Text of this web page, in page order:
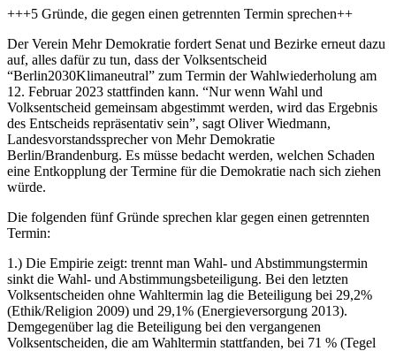
+++5 Gründe, die gegen einen getrennten Termin sprechen++
Der Verein Mehr Demokratie fordert Senat und Bezirke erneut dazu
auf, alles dafür zu tun, dass der Volksentscheid
“Berlin2030Klimaneutral” zum Termin der Wahlwiederholung am
12. Februar 2023 stattfinden kann. “Nur wenn Wahl und
Volksentscheid gemeinsam abgestimmt werden, wird das Ergebnis
des Entscheids repräsentativ sein”, sagt Oliver Wiedmann,
Landesvorstandssprecher von Mehr Demokratie
Berlin/Brandenburg. Es müsse bedacht werden, welchen Schaden
eine Entkopplung der Termine für die Demokratie nach sich ziehen
würde.
Die folgenden fünf Gründe sprechen klar gegen einen getrennten
Termin:
1.) Die Empirie zeigt: trennt man Wahl- und Abstimmungstermin
sinkt die Wahl- und Abstimmungsbeteiligung. Bei den letzten
Volksentscheiden ohne Wahltermin lag die Beteiligung bei 29,2%
(Ethik/Religion 2009) und 29,1% (Energieversorgung 2013).
Demgegenüber lag die Beteiligung bei den vergangenen
Volksentscheiden, die am Wahltermin stattfanden, bei 71 % (Tegel